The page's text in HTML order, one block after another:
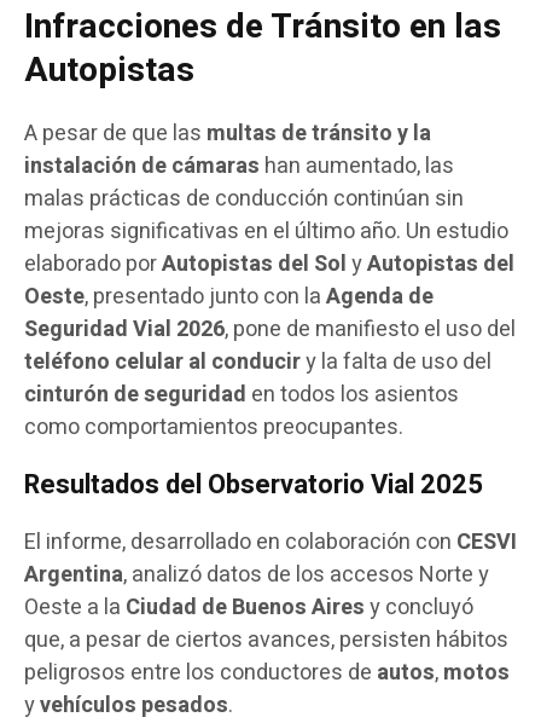
Infracciones de Tránsito en las
Autopistas
A pesar de que las multas de tránsito y la
instalación de cámaras han aumentado, las
malas prácticas de conducción continúan sin
mejoras significativas en el último año. Un estudio
elaborado porAutopistas del SolyAutopistas del
Oeste, presentado junto con laAgenda de
Seguridad Vial 2026, pone de manifiesto el uso del
teléfono celular al conduciry la falta de uso del
cinturón de seguridad en todos los asientos
como comportamientos preocupantes.
Resultados del Observatorio Vial 2025
El informe, desarrollado en colaboración con CESVI
Argentina, analizó datos de los accesos Norte y
Oeste a la Ciudad de Buenos Airesy concluyó
que, a pesar de ciertos avances, persisten hábitos
peligrosos entre los conductores de autos,motos
yvehículos pesados.